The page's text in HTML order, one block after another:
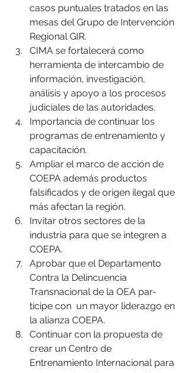
casos puntuales tratados en las
mesas del Grupo de Intervención
Regional GIR.
CIMA se fortalecerá como
herramienta de intercambio de
información, investigación,
análisis y apoyo a los procesos
judiciales de las autoridades.
Importancia de continuar los
programas de entrenamiento y
capacitación.
Ampliar el marco de acción de
COEPA además productos
falsificados y de origen ilegal que
más afectan la región.
Invitar otros sectores de la
industria para que se integren a
COEPA.
Aprobar que el Departamento
Contra la Delincuencia
Transnacional de la OEA par-
ticipe con  un mayor liderazgo en
la alianza COEPA.
Continuar con la propuesta de
crear un Centro de
Entrenamiento Internacional para